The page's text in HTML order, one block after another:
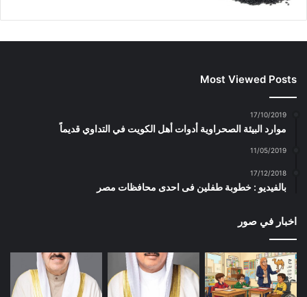
Most Viewed Posts
17/10/2019
موارد البيئة الصحراوية أدوات أهل الكويت في التداوي قديماً
11/05/2019
17/12/2018
بالفيديو : خطوبة طفلين فى احدى محافظات مصر
اخبار في صور